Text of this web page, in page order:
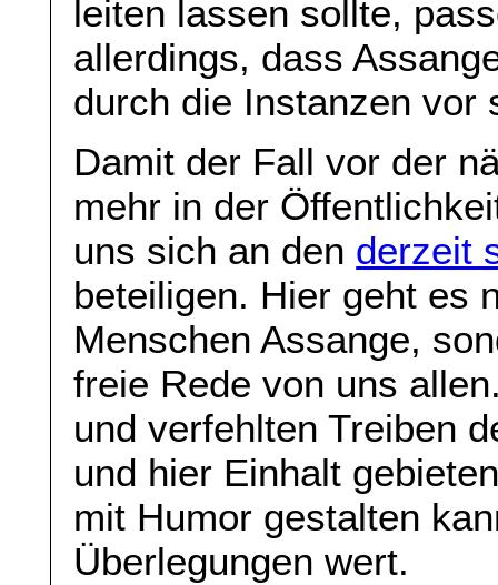
leiten lassen sollte,
allerdings, dass
durch die Instanzen vor
Damit der Fall vor der
mehr in der
uns sich an den derzeit
beteiligen. Hier geht es
Menschen Assange,
freie Rede von uns
und verfehlten Treiben
und hier Einhalt
mit Humor gestalten
Überlegungen wert.